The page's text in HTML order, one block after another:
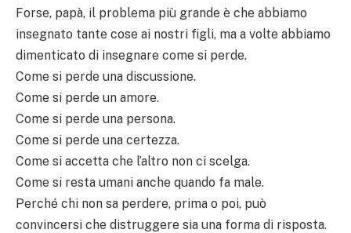
Forse, papà, il problema più grande è che abbiamo
insegnato tante cose ai nostri figli, ma a volte abbiamo
dimenticato di insegnare come si perde.
Come si perde una discussione.
Come si perde un amore.
Come si perde una persona.
Come si perde una certezza.
Come si accetta che l’altro non ci scelga.
Come si resta umani anche quando fa male.
Perché chi non sa perdere, prima o poi, può
convincersi che distruggere sia una forma di risposta.